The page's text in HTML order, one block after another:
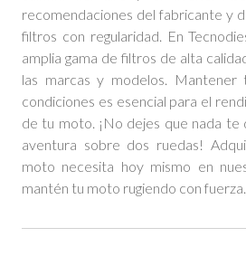
recomendaciones del fabricante y
filtros con regularidad. En
amplia gama de filtros de alta
las marcas y modelos.
condiciones es esencial para el
de tu moto. ¡No dejes que nada te
aventura sobre dos ruedas!
moto necesita hoy mismo en
mantén tu moto rugiendo con